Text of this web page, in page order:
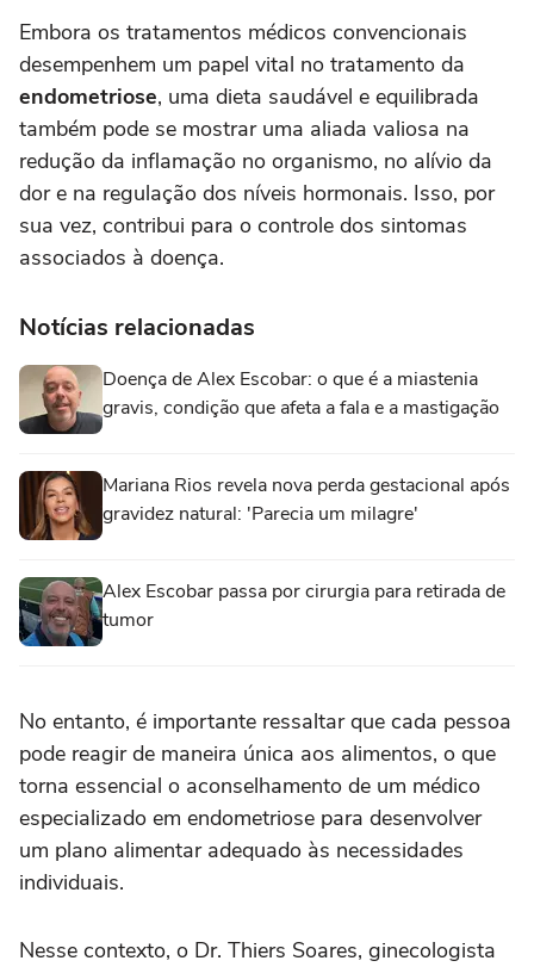
Embora os tratamentos médicos convencionais
desempenhem um papel vital no tratamento da
endometriose, uma dieta saudável e equilibrada
também pode se mostrar uma aliada valiosa na
redução da inflamação no organismo, no alívio da
dor e na regulação dos níveis hormonais. Isso, por
sua vez, contribui para o controle dos sintomas
associados à doença.
Notícias relacionadas
Doença de Alex Escobar: o que é a miastenia
gravis, condição que afeta a fala e a mastigação
Mariana Rios revela nova perda gestacional após
gravidez natural: 'Parecia um milagre'
Alex Escobar passa por cirurgia para retirada de
tumor
No entanto, é importante ressaltar que cada pessoa
pode reagir de maneira única aos alimentos, o que
torna essencial o aconselhamento de um médico
especializado em endometriose para desenvolver
um plano alimentar adequado às necessidades
individuais.
Nesse contexto, o Dr. Thiers Soares, ginecologista